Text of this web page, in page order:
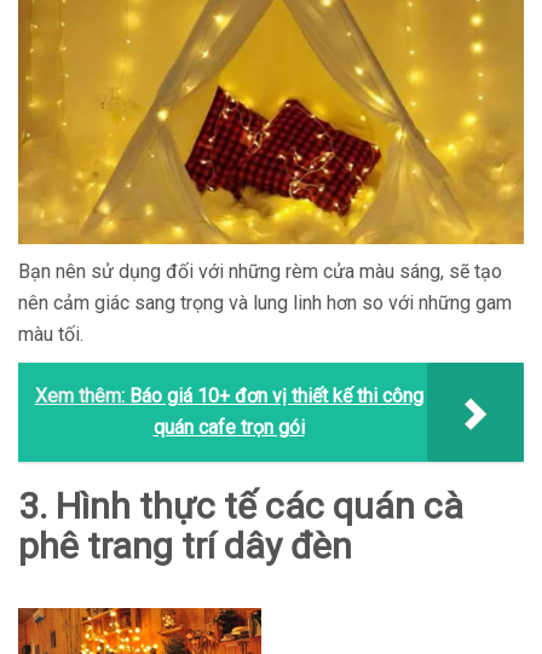
Bạn nên sử dụng đối với những rèm cửa màu sáng, sẽ tạo
nên cảm giác sang trọng và lung linh hơn so với những gam
màu tối.
Xem thêm: Báo giá 10+ đơn vị thiết kế thi công
quán cafe trọn gói
3. Hình thực tế các quán cà
phê trang trí dây đèn